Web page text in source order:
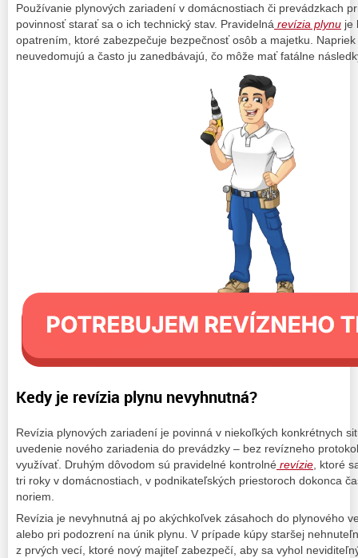
Používanie plynových zariadení v domácnostiach či prevádzkach
povinnosť starať sa o ich technický stav. Pravidelná revízia plynu je
opatrením, ktoré zabezpečuje bezpečnosť osôb a majetku.
neuvedomujú a často ju zanedbávajú, čo môže mať fatálne
Kedy je revízia plynu nevyhnutná?
Revízia plynových zariadení je povinná v niekoľkých konkrétnych
uvedenie nového zariadenia do prevádzky – bez revízneho
využívať. Druhým dôvodom sú pravidelné kontrolné revízie , ktoré
tri roky v domácnostiach, v podnikateľských priestoroch dokonca
noriem.
Revízia je nevyhnutná aj po akýchkoľvek zásahoch do plynového
alebo pri podozrení na únik plynu. V prípade kúpy staršej
z prvých vecí, ktoré nový majiteľ zabezpečí, aby sa vyhol